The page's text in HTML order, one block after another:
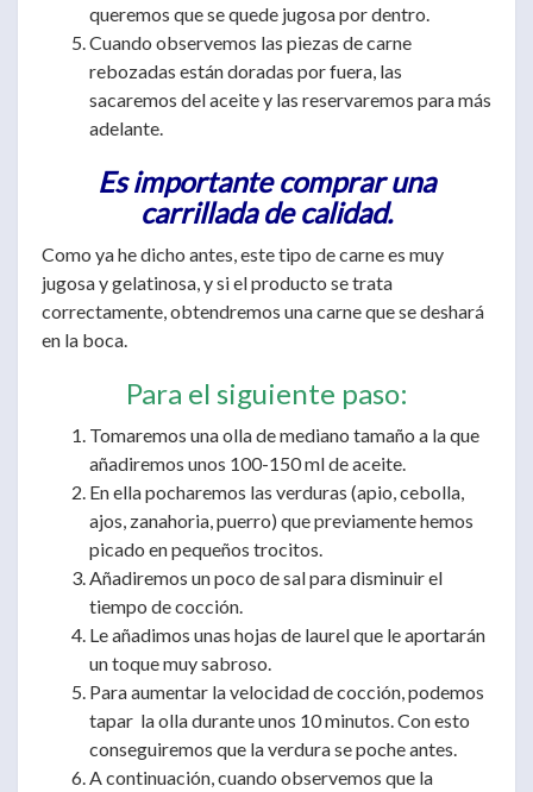
queremos que se quede jugosa por dentro.
Cuando observemos las piezas de carne
rebozadas están doradas por fuera, las
sacaremos del aceite y las reservaremos para más
adelante.
Es importante comprar una
carrillada de calidad.
Como ya he dicho antes, este tipo de carne es muy
jugosa y gelatinosa, y si el producto se trata
correctamente, obtendremos una carne que se deshará
en la boca.
Para el siguiente paso:
Tomaremos una olla de mediano tamaño a la que
añadiremos unos 100-150 ml de aceite.
En ella pocharemos las verduras (apio, cebolla,
ajos, zanahoria, puerro) que previamente hemos
picado en pequeños trocitos.
Añadiremos un poco de sal para disminuir el
tiempo de cocción.
Le añadimos unas hojas de laurel que le aportarán
un toque muy sabroso.
Para aumentar la velocidad de cocción, podemos
tapar la olla durante unos 10 minutos. Con esto
conseguiremos que la verdura se poche antes.
A continuación, cuando observemos que la